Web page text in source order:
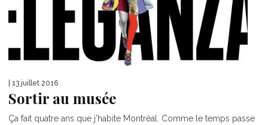
| 13 juillet 2016
Sortir au musée
Ça fait quatre ans que j’habite Montréal. Comme le temps passe